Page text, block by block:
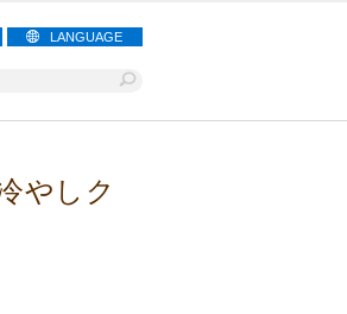
LANGUAGE
やしク